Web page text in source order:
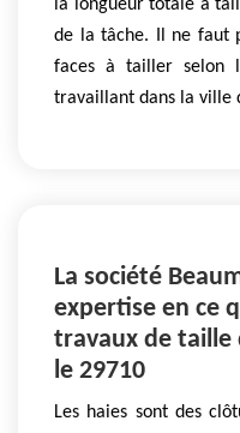
la longueur totale à
de la tâche. Il ne faut
faces à tailler selon
travaillant dans la ville
La société
expertise en ce
travaux de taille
le 29710
Les haies sont des